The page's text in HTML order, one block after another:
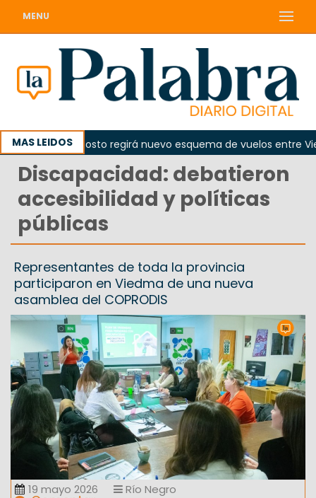
MENU
MAS LEIDOS
el 10 de agosto regirá nuevo esquema de vuelos entre
Discapacidad: debatieron
accesibilidad y políticas
públicas
Representantes de toda la provincia
participaron en Viedma de una nueva
asamblea del COPRODIS
19 mayo 2026 Río Negro